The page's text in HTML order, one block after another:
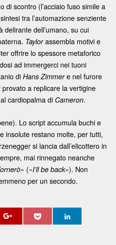
di scontro (l’acciaio fuso simile a
tra l’automazione senziente
dell’umano, su cui
Taylorassembla motivi e
offrire lo spessore metaforico
ad immergerci nei tuoni
di Hans Zimmere nel furore
a replicare la vertigine
cardiopalma di Cameron.
Lo script accumula buchi e
insolute restano molte, per tutti,
si lancia dall’elicottero in
mai rinnegato neanche
» («I’ll be back»). Non
per un secondo.